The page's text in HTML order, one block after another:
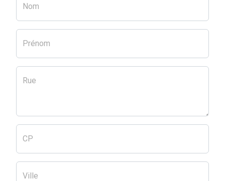
Nom
Prénom
Rue
CP
Ville